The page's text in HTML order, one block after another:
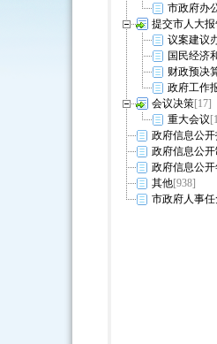
市政府办
提交市人大
议案建议
国民经济
财政预决
政府工作
会议决策[17]
重大会议
政府信息公
政府信息公
政府信息公开
其他[938]
市政府人事